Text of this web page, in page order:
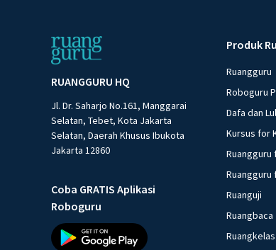
RUANGGURU HQ
Jl. Dr. Saharjo No.161, Manggarai
Selatan, Tebet, Kota Jakarta
Selatan, Daerah Khusus Ibukota
Jakarta 12860
Coba GRATIS Aplikasi
Roboguru
Produk
Ruangguru
Roboguru
Dafa dan
Kursus for
Ruangguru
Ruangguru
Ruanguji
Ruangbaca
Ruangkelas